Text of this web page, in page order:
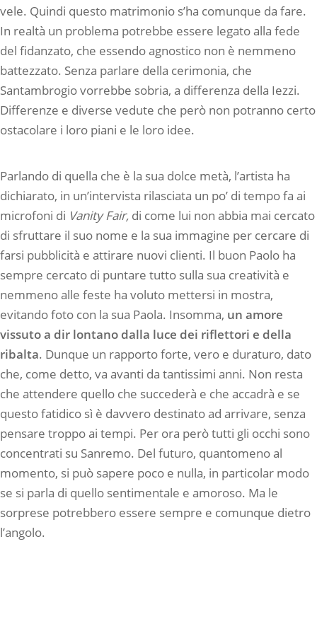
vele. Quindi questo matrimonio s’ha comunque da fare.
In realtà un problema potrebbe essere legato alla fede
del fidanzato, che essendo agnostico non è nemmeno
battezzato. Senza parlare della cerimonia, che
Santambrogio vorrebbe sobria, a differenza della Iezzi.
Differenze e diverse vedute che però non potranno certo
ostacolare i loro piani e le loro idee.
Parlando di quella che è la sua dolce metà, l’artista ha
dichiarato, in un’intervista rilasciata un po’ di tempo fa ai
microfoni di Vanity Fair, di come lui non abbia mai cercato
di sfruttare il suo nome e la sua immagine per cercare di
farsi pubblicità e attirare nuovi clienti. Il buon Paolo ha
sempre cercato di puntare tutto sulla sua creatività e
nemmeno alle feste ha voluto mettersi in mostra,
evitando foto con la sua Paola. Insomma, un amore
vissuto a dir lontano dalla luce dei riflettori e della
ribalta. Dunque un rapporto forte, vero e duraturo, dato
che, come detto, va avanti da tantissimi anni. Non resta
che attendere quello che succederà e che accadrà e se
questo fatidico sì è davvero destinato ad arrivare, senza
pensare troppo ai tempi. Per ora però tutti gli occhi sono
concentrati su Sanremo. Del futuro, quantomeno al
momento, si può sapere poco e nulla, in particolar modo
se si parla di quello sentimentale e amoroso. Ma le
sorprese potrebbero essere sempre e comunque dietro
l’angolo.